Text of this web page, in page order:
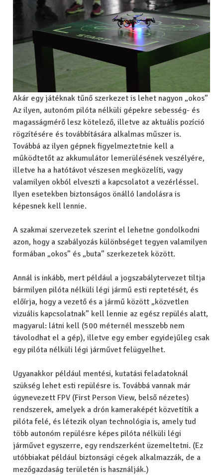
Akár egy játéknak tűnő szerkezet is lehet nagyon „okos”
Az ilyen, autonóm pilóta nélküli gépekre sebesség- és
magasságmérő lesz kötelező, illetve az aktuális pozíció
rögzítésére és továbbítására alkalmas műszer is.
Továbbá az ilyen gépnek figyelmeztetnie kell a
működtetőt az akkumulátor lemerülésének veszélyére,
illetve ha a hatótávot vészesen megközelíti, vagy
valamilyen okból elveszti a kapcsolatot a vezérléssel.
Ilyen esetekben biztonságos önálló landolásra is
képesnek kell lennie.
A szakmai szervezetek szerint el lehetne gondolkodni
azon, hogy a szabályozás különbséget tegyen valamilyen
formában „okos” és „buta” szerkezetek között.
Annál is inkább, mert például a jogszabálytervezet tiltja
bármilyen pilóta nélküli légi jármű esti reptetését, és
előírja, hogy a vezető és a jármű között „közvetlen
vizuális kapcsolatnak” kell lennie az egész repülés alatt,
magyarul: látni kell (500 méternél messzebb nem
távolodhat el a gép), illetve egy ember egyidejűleg csak
egy pilóta nélküli légi járművet felügyelhet.
Ugyanakkor például mentési, kutatási feladatoknál
szükség lehet esti repülésre is. Továbbá vannak már
úgynevezett FPV (First Person View, belső nézetes)
rendszerek, amelyek a drón kameraképét közvetítik a
pilóta felé, és létezik olyan technológia is, amely tud
több autonóm repülésre képes pilóta nélküli légi
járművet egyszerre, egy rendszerként üzemeltetni. (Ez
utóbbiakat például biztonsági cégek alkalmazzák, de a
mezőgazdaság területén is használják.)